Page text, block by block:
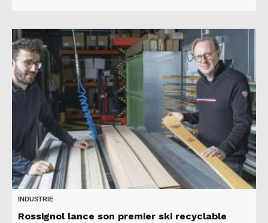
INDUSTRIE
Rossignol lance son premier ski recyclable